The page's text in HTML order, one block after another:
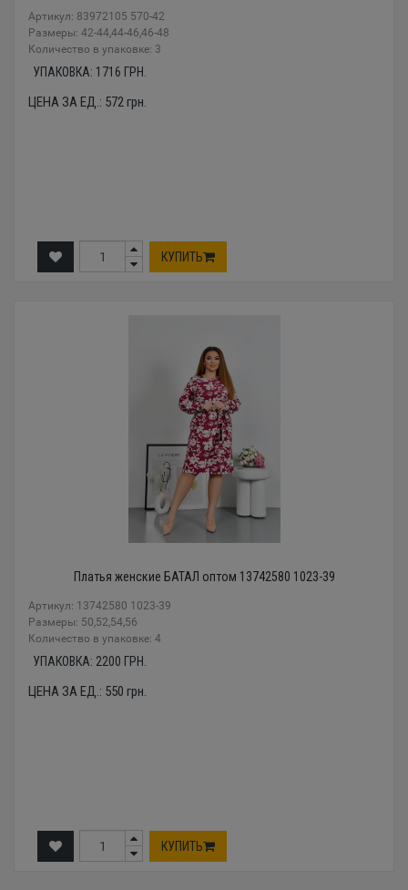
Артикул: 83972105 570-42
Размеры: 42-44,44-46,46-48
Количество в упаковке: 3
УПАКОВКА: 1716 ГРН.
ЦЕНА ЗА ЕД.: 572грн.
КУПИТЬ
Платья женские БАТАЛ оптом 13742580 1023-39
Артикул: 13742580 1023-39
Размеры: 50,52,54,56
Количество в упаковке: 4
УПАКОВКА: 2200 ГРН.
ЦЕНА ЗА ЕД.: 550 грн.
КУПИТЬ